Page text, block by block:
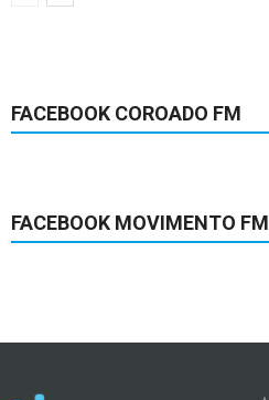
FACEBOOK COROADO FM
FACEBOOK MOVIMENTO FM